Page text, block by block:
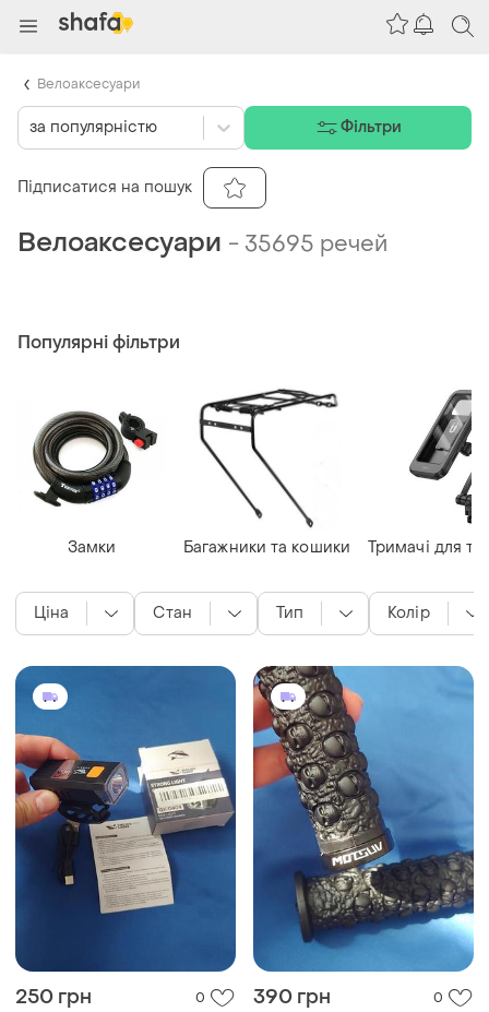
Велоаксесуари - 35695 речей
250 грн 0 390 грн 0
Популярні фільтри
Замки Багажники та кошики Тримачі для
Ціна Стан Тип Колір
за популярністю Фільтри
Підписатися на пошук
Велоаксесуари